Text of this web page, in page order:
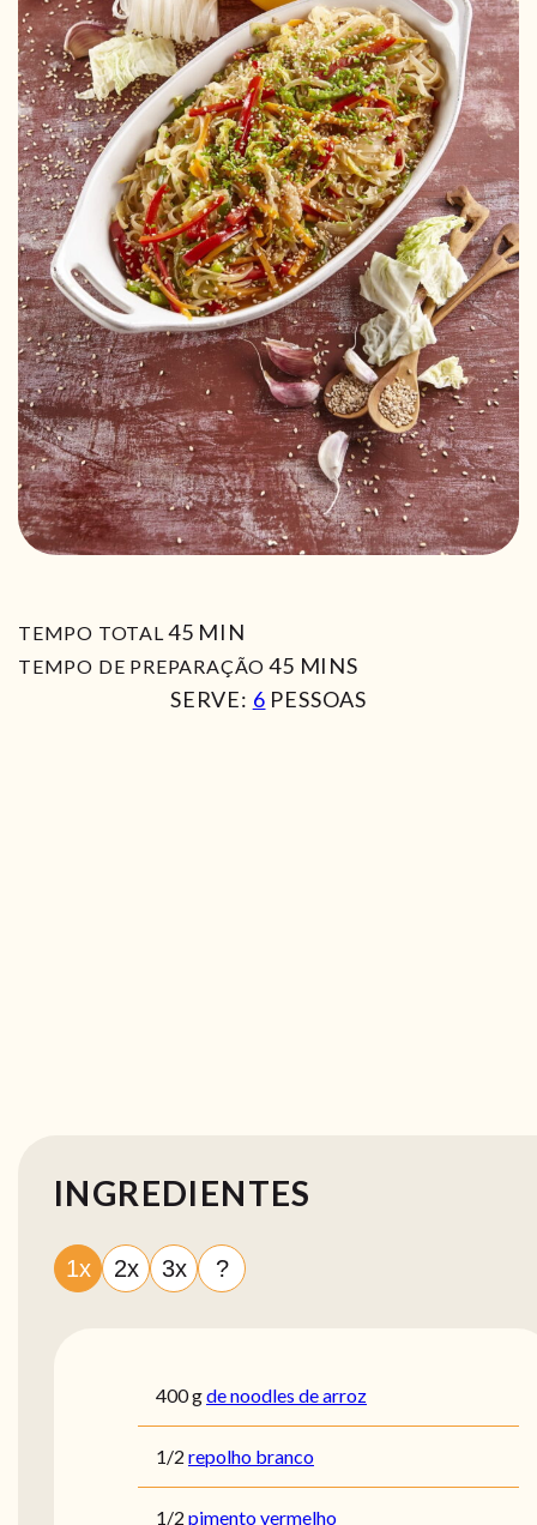
TEMPO TOTAL 45MIN
MIN
TEMPO DE PREPARAÇÃO 45MIN
MINS
SERVE: 6 PESSOAS
INGREDIENTES
1x 2x 3x ?
400gde noodles de arroz
1/2 repolho branco
1/2 pimento vermelho